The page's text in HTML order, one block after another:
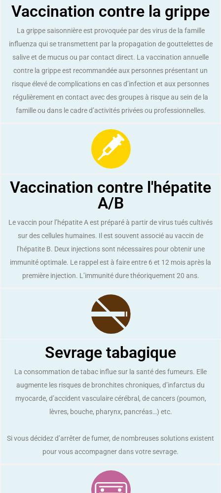
Vaccination contre la grippe
La grippe saisonnière est provoquée par des virus de la famille
influenza qui se transmettent par la propagation de gouttelettes de
salive et de mucus ou par contact direct. La vaccination annuelle
contre la grippe est recommandée aux personnes présentant un
risque élevé de complications en cas d’infection et aux personnes
régulièrement en contact avec des groupes à risque au sein de la
famille ou dans le cadre d’activités privées ou professionnelles.
Vaccination contre l'hépatite
A/B
Le vaccin pour l’hépatite A est préparé à partir de virus tués cultivés
sur des cellules humaines. Il est souvent associé au vaccin de
l’hépatite B. Deux injections sont nécessaires pour obtenir une
immunité optimale. Le rappel est à faire entre 6 et 12 mois après la
première injection. L’immunité dure théoriquement 20 ans.
Sevrage tabagique
La consommation de tabac influe sur la santé des fumeurs. Elle
augmente les risques de bronchites chroniques, d’infarctus du
myocarde, d’accident vasculaire cérébral, de cancers (poumon,
lèvres, bouche, pharynx, pancréas…) etc.
Si vous décidez d’arrêter de fumer, de nombreuses solutions existent
pour vous accompagner dans votre sevrage.